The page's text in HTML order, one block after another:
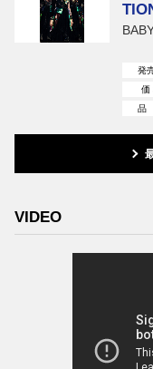
発
価
品
VIDEO